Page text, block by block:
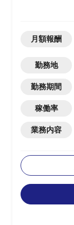
月額報酬
勤務地
勤務期間
稼働率
業務内容